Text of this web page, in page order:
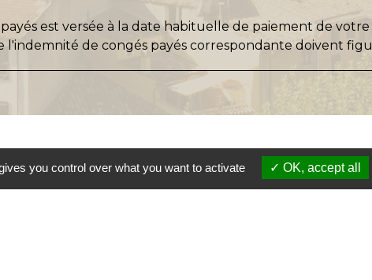
est versée à la date habituelle de paiement de votre
l'indemnité de congés payés correspondante doivent
you control over what you want to activate OK, accept all